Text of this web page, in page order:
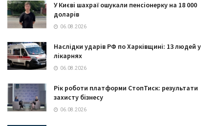
У Києві шахраї ошукали пенсіонерку на 18 000
доларів
06.08.2026
Наслідки ударів РФ по Харківщині: 13 людей у
лікарнях
06.08.2026
Рік роботи платформи СтопТиск: результати
захисту бізнесу
06.08.2026